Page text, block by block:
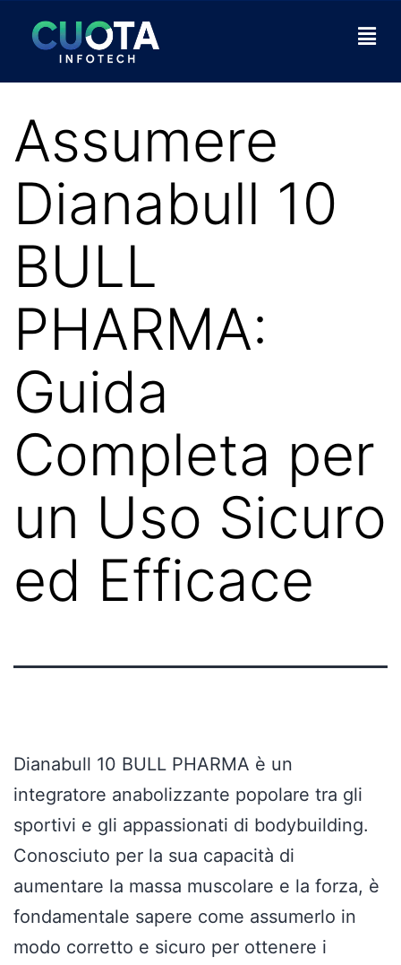
Assumere
Dianabull 10
BULL
PHARMA:
Guida
Completa per
un Uso Sicuro
ed Efficace
Dianabull 10 BULL PHARMA è un
integratore anabolizzante popolare tra gli
sportivi e gli appassionati di bodybuilding.
Conosciuto per la sua capacità di
aumentare la massa muscolare e la forza, è
fondamentale sapere come assumerlo in
modo corretto e sicuro per ottenere i